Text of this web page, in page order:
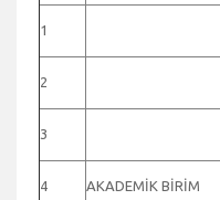
1
2
3
4 AKADEMİK BİRİM